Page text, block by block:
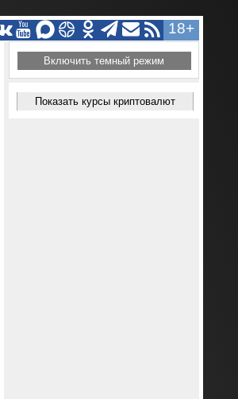
18+
Включить темный режим
Показать курсы криптовалют